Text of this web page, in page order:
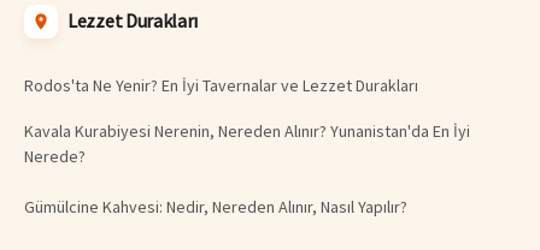
Lezzet Durakları
Rodos'ta Ne Yenir? En İyi Tavernalar ve Lezzet Durakları
Kavala Kurabiyesi Nerenin, Nereden Alınır? Yunanistan'da En İyi
Nerede?
Gümülcine Kahvesi: Nedir, Nereden Alınır, Nasıl Yapılır?